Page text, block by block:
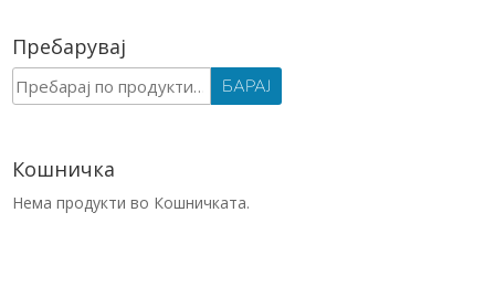
Пребарувај
Барај
за:
БАРАЈ
Кошничка
Нема продукти во Кошничката.